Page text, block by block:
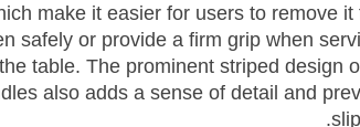
make it easier for users to remove it
safely or provide a firm grip when
table. The prominent striped design
also adds a sense of detail and